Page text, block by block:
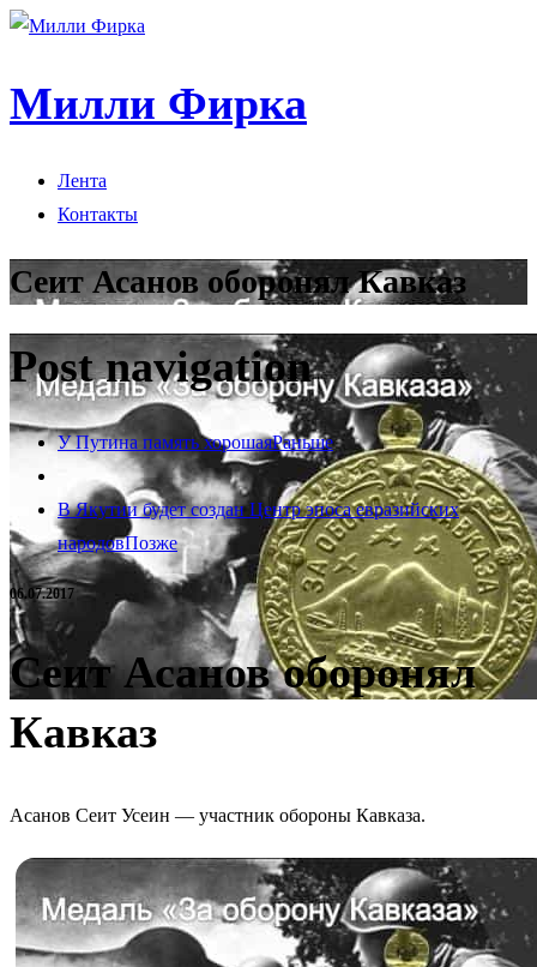
Милли Фирка
Лента
Контакты
Сеит Асанов оборонял Кавказ
Post navigation
У Путина память хорошаяРаньше
В Якутии будет создан Центр эпоса евразийских
народовПозже
06.07.2017
Сеит Асанов оборонял
Кавказ
Асанов Сеит Усеин — участник обороны Кавказа.